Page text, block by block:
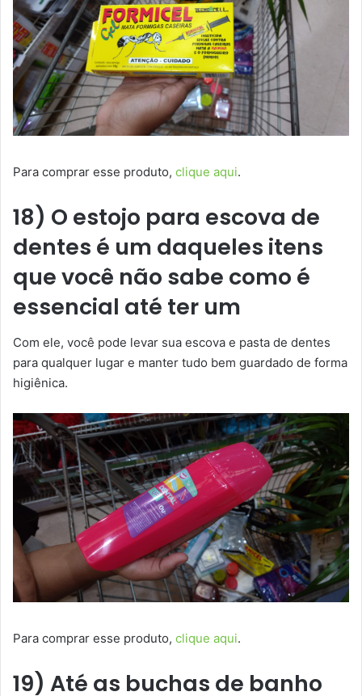
Para comprar esse produto, clique aqui.
18) O estojo para escova de
dentes é um daqueles itens
que você não sabe como é
essencial até ter um
Com ele, você pode levar sua escova e pasta de dentes
para qualquer lugar e manter tudo bem guardado de forma
higiênica.
Para comprar esse produto, clique aqui.
19) Até as buchas de banho